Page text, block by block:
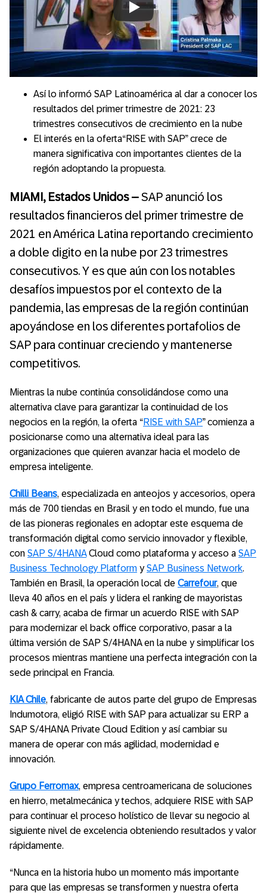
Always allow YouTube
Así lo informó SAP Latinoamérica al dar a conocer los
resultados del primer trimestre de 2021: 23
trimestres consecutivos de crecimiento en la nube
El interés en la oferta“RISE with SAP” crece de
manera significativa con importantes clientes de la
región adoptando la propuesta.
MIAMI, Estados Unidos–SAP anunció los
resultados financieros del primer trimestre de
2021 en América Latina reportando crecimiento
a doble digito en la nube por 23 trimestres
consecutivos. Y es que aún con los notables
desafíos impuestos por el contexto de la
pandemia, las empresas de la región continúan
apoyándose en los diferentes portafolios de
SAP para continuar creciendo y mantenerse
competitivos.
Mientras la nube continúa consolidándose como una
alternativa clave para garantizar la continuidad de los
negocios en la región, la oferta “RISE with SAP” comienza a
posicionarse como una alternativa ideal para las
organizaciones que quieren avanzar hacia el modelo de
empresa inteligente.
Chilli Beans, especializada en anteojos y accesorios, opera
más de 700 tiendas en Brasil y en todo el mundo, fue una
de las pioneras regionales en adoptar este esquema de
transformación digital como servicio innovador y flexible,
con SAP S/4HANACloud como plataforma y ​​acceso a SAP
Business Technology Platform ySAP Business Network.
También en Brasil, la operación local de Carrefour, que
lleva 40 años en el país y lidera el ranking de mayoristas
cash & carry, acaba de firmar un acuerdo RISE with SAP
para modernizar el back office corporativo, pasar a la
última versión de SAP S/4HANA en la nube y simplificar los
procesos mientras mantiene una perfecta integración con la
sede principal en Francia.
KIA Chile, fabricante de autos parte del grupo de Empresas
Indumotora, eligió RISE with SAP para actualizar su ERP a
SAP S/4HANA Private Cloud Edition y así cambiar su
manera de operar con más agilidad, modernidad e
innovación.
Grupo Ferromax, empresa centroamericana de soluciones
en hierro, metalmecánica y techos, adquiere RISE with SAP
para continuar el proceso holístico de llevar su negocio al
siguiente nivel de excelencia obteniendo resultados y valor
rápidamente.
“Nunca en la historia hubo un momento más importante
para que las empresas se transformen y nuestra oferta